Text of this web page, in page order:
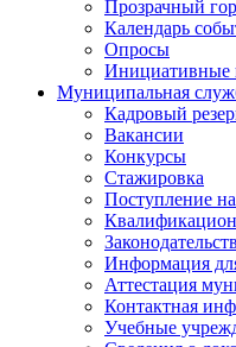
Прозрачный
Календарь
Опросы
Инициативные
Муниципальная
Кадровый
Вакансии
Конкурсы
Стажировка
Поступление
Информация
Аттестация
Контактная
Учебные